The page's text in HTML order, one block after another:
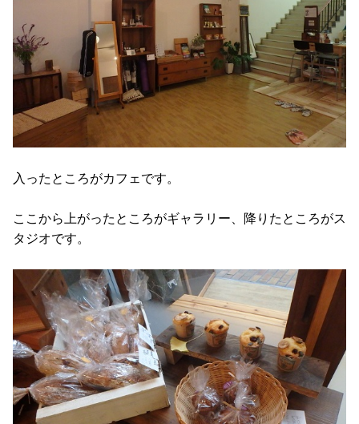
入ったところがカフェです。
ここから上がったところがギャラリー、降りたところがス
タジオです。